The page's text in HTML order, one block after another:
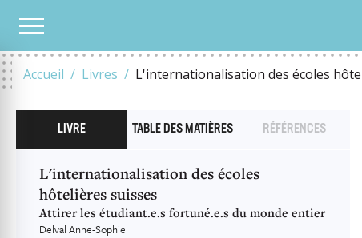
Accueil Livres L'internationalisation des écoles
NOTRE CATALOGUE
LIVRE TABLE DES MATIÈRES RÉFÉRENCES
L'internationalisation des écoles
hôtelières suisses
Attirer les étudiant.e.s fortuné.e.s du monde entier
Delval Anne-Sophie